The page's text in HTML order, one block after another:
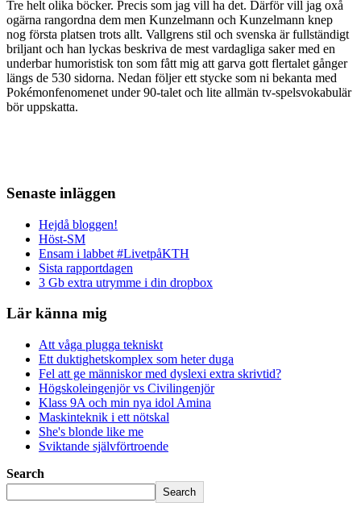
Tre helt olika böcker. Precis som jag vill ha det. Därför vill jag oxå
ogärna rangordna dem men Kunzelmann och Kunzelmann knep
nog första platsen trots allt. Vallgrens stil och svenska är fullständigt
briljant och han lyckas beskriva de mest vardagliga saker med en
underbar humoristisk ton som fått mig att garva gott flertalet gånger
längs de 530 sidorna. Nedan följer ett stycke som ni bekanta med
Pokémonfenomenet under 90-talet och lite allmän tv-spelsvokabulär
bör uppskatta.
Senaste inläggen
Hejdå bloggen!
Höst-SM
Ensam i labbet #LivetpåKTH
Sista rapportdagen
3 Gb extra utrymme i din dropbox
Lär känna mig
Att våga plugga tekniskt
Ett duktighetskomplex som heter duga
Fel att ge människor med dyslexi extra skrivtid?
Högskoleingenjör vs Civilingenjör
Klass 9A och min nya idol Amina
Maskinteknik i ett nötskal
She's blonde like me
Sviktande självförtroende
Search
Search